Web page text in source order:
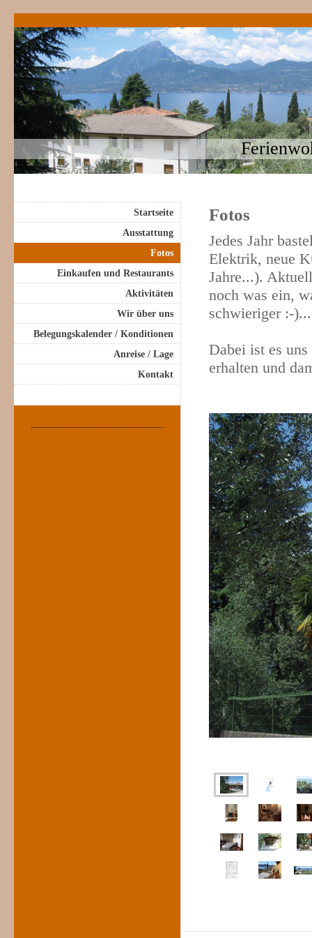
Fotos
Jedes Jahr
Elektrik, neue
Jahre...).
noch was ein,
schwieriger :-)...
Dabei ist es
erhalten und
Startseite
Ausstattung
Fotos
Einkaufen und Restaurants
Aktivitäten
Wir über uns
Belegungskalender / Konditionen
Anreise / Lage
Kontakt